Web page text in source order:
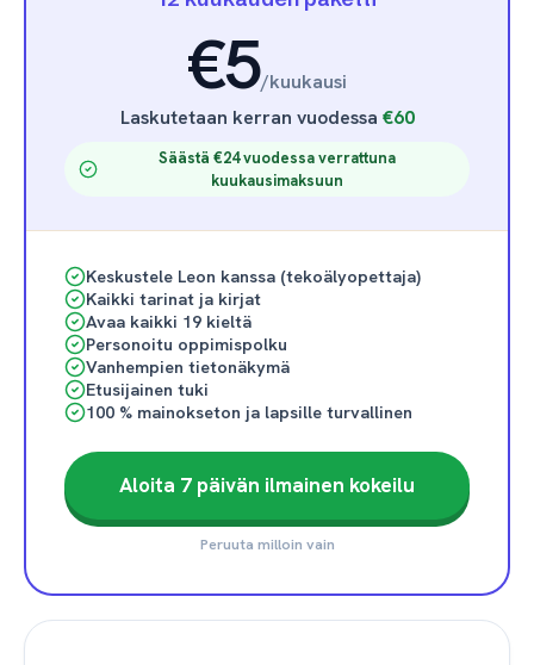
€5/kuukausi
Laskutetaan kerran vuodessa €60
Säästä €24 vuodessa verrattuna
kuukausimaksuun
Keskustele Leon kanssa (tekoälyopettaja)
Kaikki tarinat ja kirjat
Avaa kaikki 19 kieltä
Personoitu oppimispolku
Vanhempien tietonäkymä
Etusijainen tuki
100 % mainokseton ja lapsille turvallinen
Aloita 7 päivän ilmainen kokeilu
Peruuta milloin vain